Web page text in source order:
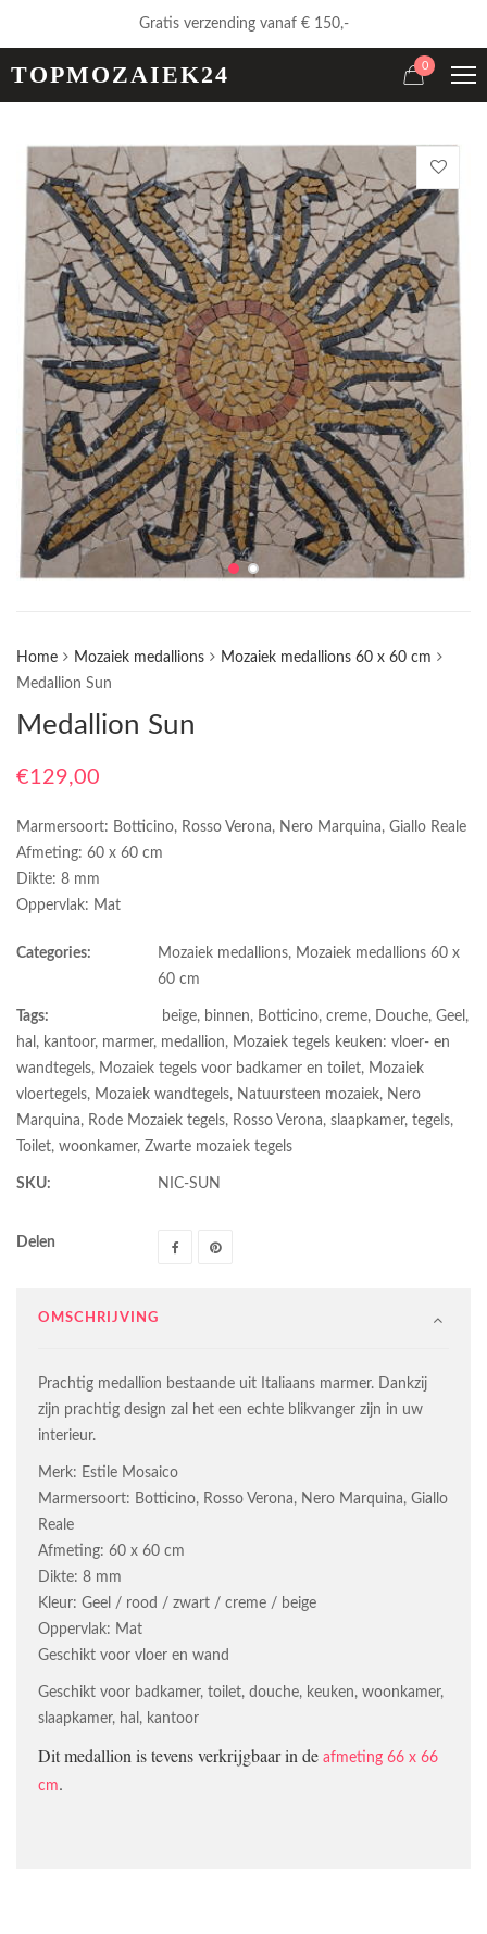
Gratis verzending vanaf € 150,-
TOPMOZAIEK24 0
Home Mozaiek medallions
Mozaiek medallions 60 x 60 cm
Medallion Sun
Medallion Sun
€129,00
Marmersoort: Botticino, Rosso Verona, Nero Marquina, Giallo Reale
Afmeting: 60 x 60 cm
Dikte: 8 mm
Oppervlak: Mat
Categories: Mozaiek medallions, Mozaiek medallions 60 x
60 cm
Tags: beige, binnen, Botticino, creme, Douche, Geel ,
hal , kantoor, marmer, medallion, Mozaiek tegels keuken: vloer- en
wandtegels, Mozaiek tegels voor badkamer en toilet, Mozaiek
vloertegels, Mozaiek wandtegels, Natuursteen mozaiek, Nero
Marquina, Rode Mozaiek tegels, Rosso Verona, slaapkamer, tegels,
Toilet, woonkamer, Zwarte mozaiek tegels
SKU: NIC-SUN
Delen
OMSCHRIJVING
Prachtig medallion bestaande uit Italiaans marmer. Dankzij
zijn prachtig design zal het een echte blikvanger zijn in uw
interieur.
Merk: Estile Mosaico
Marmersoort: Botticino, Rosso Verona, Nero Marquina, Giallo
Reale
Afmeting: 60 x 60 cm
Dikte: 8 mm
Kleur: Geel / rood / zwart / creme / beige
Oppervlak: Mat
Geschikt voor vloer en wand
Geschikt voor badkamer, toilet, douche, keuken, woonkamer,
slaapkamer, hal, kantoor
Dit medallion is tevens verkrijgbaar in de afmeting 66 x 66
cm.